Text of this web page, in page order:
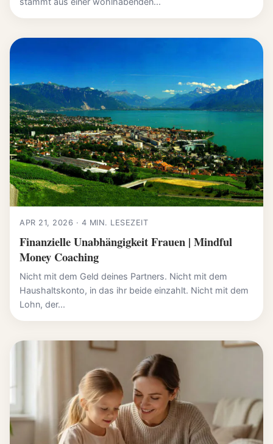
APR 21, 2026 · 4 MIN. LESEZEIT
Finanzielle Unabhängigkeit Frauen | Mindful
Money Coaching
Nicht mit dem Geld deines Partners. Nicht mit dem
Haushaltskonto, in das ihr beide einzahlt. Nicht mit dem
Lohn, der...